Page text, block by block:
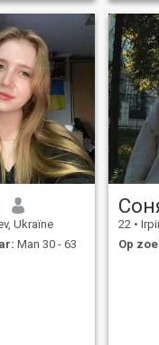
Ukraïne
Man 30 - 63
22 •
Op